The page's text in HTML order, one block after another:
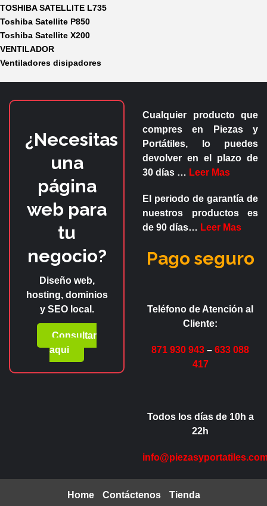
TOSHIBA SATELLITE L735
Toshiba Satellite P850
Toshiba Satellite X200
VENTILADOR
Ventiladores disipadores
¿Necesitas
una
página
web para
tu
negocio?
Diseño web,
hosting, dominios
y SEO local.
Consultar
aqui
Cualquier producto que
compres en
Piezas y
Portátiles, lo puedes
devolver en el plazo de
30 días … Leer Mas
El periodo de garantía de
nuestros productos es
de 90 días… Leer Mas
Pago seguro
Teléfono de Atención al
Cliente:
871 930 943 – 633 088
417
Todos los días de 10h a
22h
Home Contáctenos Tienda